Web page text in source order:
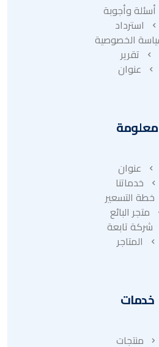
أسئلة وأجوبة
استرداد
الخصوصية
تقرير
عنوان
معلومة
عنوان
خدماتنا
خطة التسعير
متجر البائع
شركة تابعة
المتاجر
خدمات
منتجات